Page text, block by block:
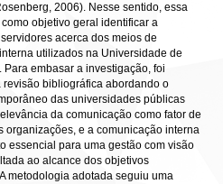
2006). Nesse sentido, essa
objetivo geral identificar a
acerca dos meios de
utilizados na Universidade de
Para embasar a investigação, foi
revisão bibliográfica abordando o
das universidades públicas
da comunicação como fator de
organizações, e a comunicação interna
essencial para uma gestão com visão
ao alcance dos objetivos
metodologia adotada seguiu uma